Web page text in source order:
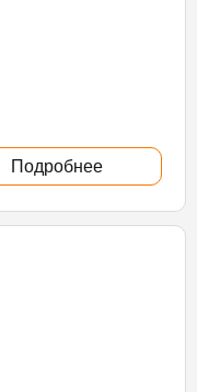
Подробнее